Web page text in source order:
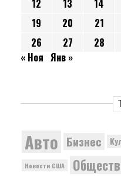
12
13 14
19
20 21
26
27 28
« Ноя Янв »
Авто Бизнес
Новости США